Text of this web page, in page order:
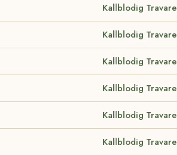
Kallblodig Travare
Kallblodig Travare
Kallblodig Travare
Kallblodig Travare
Kallblodig Travare
Kallblodig Travare